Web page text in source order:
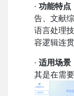
· 功能特点
告、文献
语言处理
容逻辑连
· 适用场景
其是在需